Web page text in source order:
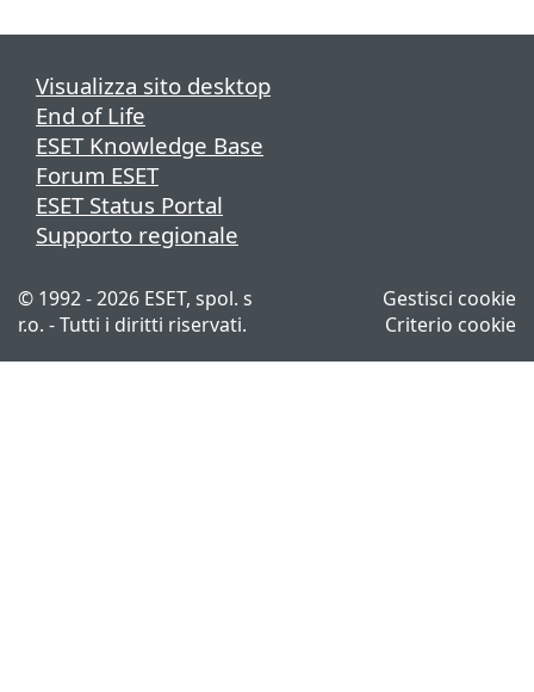
Visualizza sito desktop
End of Life
ESET Knowledge Base
Forum ESET
ESET Status Portal
Supporto regionale
© 1992 - 2026 ESET, spol. s
r.o. - Tutti i diritti riservati.
Gestisci cookie
Criterio cookie